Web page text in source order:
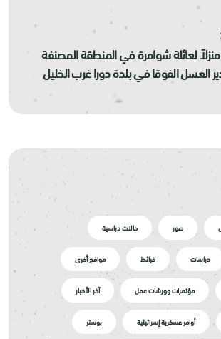
لعائلة شوامرة في المنطقة المصنفة
العسل الفوقا في بلدة دورا غرب الخليل
صور حالات دراسية
دراسات خرائط مواقع أخرى
مؤتمرات وورشات عمل آخر الأخبار
أوامر عسكرية إسرائيلية بوستر